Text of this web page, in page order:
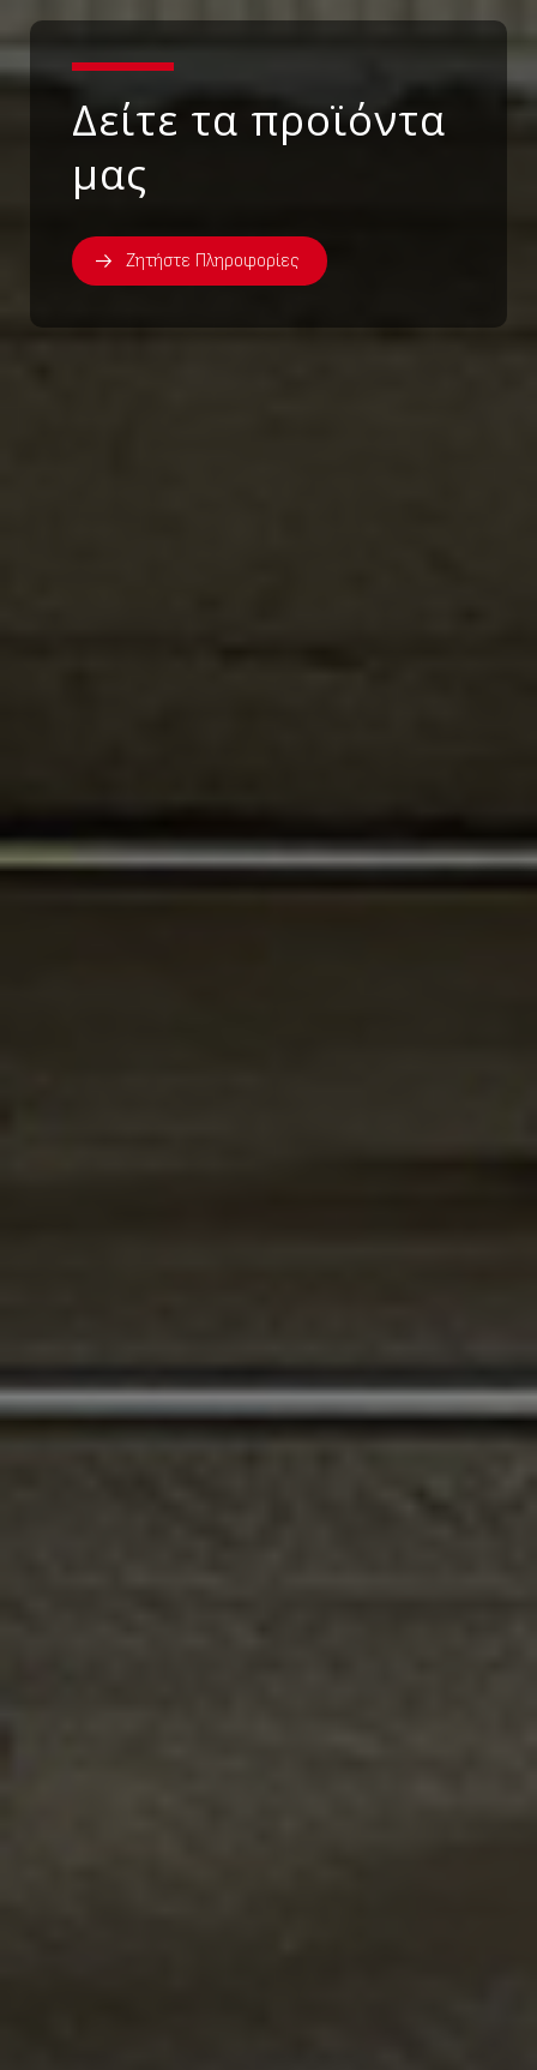
Δείτε τα προϊόντα
μας
Ζητήστε Πληροφορίες